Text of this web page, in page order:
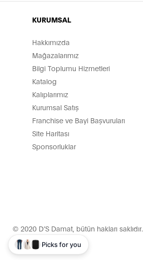
KURUMSAL
Hakkımızda
Mağazalarımız
Bilgi Toplumu Hizmetleri
Katalog
Kalıplarımız
Kurumsal Satış
Franchise ve Bayi Başvuruları
Site Haritası
Sponsorluklar
© 2020 D’S Damat, bütün hakları saklıdır.